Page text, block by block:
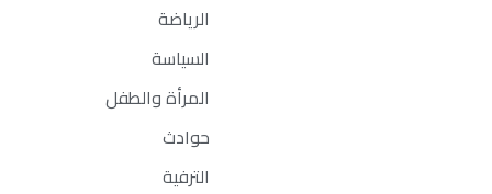
الرياضة
السياسة
المرأة والطفل
حوادث
الترفية